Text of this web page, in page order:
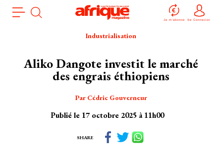
Je m'abonne Se Connecter
Industrialisation
Aliko Dangote investit le marché
des engrais éthiopiens
Par Cédric Gouverneur
Publié le 17 octobre 2025 à 11h00
SHARE
Panneau de gestion des cookies